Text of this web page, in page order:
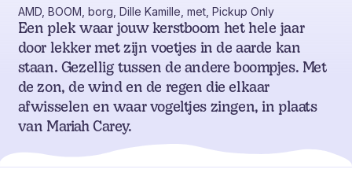
AMD, BOOM, borg, Dille Kamille, met, Pickup Only
Een plek waar jouw kerstboom het hele jaar
door lekker met zijn voetjes in de aarde kan
staan. Gezellig tussen de andere boompjes. Met
de zon, de wind en de regen die elkaar
afwisselen en waar vogeltjes zingen, in plaats
van Mariah Carey.